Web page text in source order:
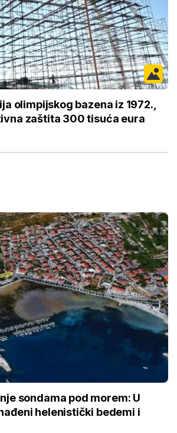
olimpijskog bazena iz 1972.,
zaštita 300 tisuća eura
sondama pod morem: U
helenistički bedemi i